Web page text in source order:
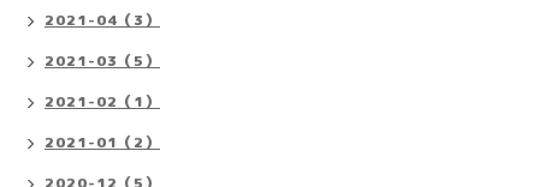
2021-04（3）
2021-03（5）
2021-02（1）
2021-01（2）
2020-12（5）